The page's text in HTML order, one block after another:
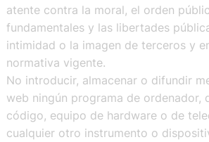
atente contra la moral, el orden
fundamentales y las libertades
intimidad o la imagen de terceros y
normativa vigente.
No introducir, almacenar o difundir
web ningún programa de ordenador,
código, equipo de hardware o de
cualquier otro instrumento o